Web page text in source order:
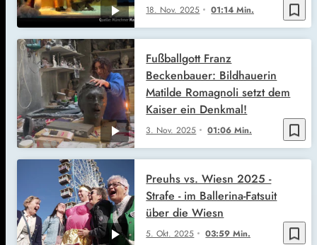
bookmark_border
18. Nov. 2025 01:14 Min.
bookmark_border
3. Nov. 2025 01:06 Min.
Fußballgott Franz
Beckenbauer: Bildhauerin
Matilde Romagnoli setzt dem
Kaiser ein Denkmal!
bookmark_border
5. Okt. 2025 03:59 Min.
Preuhs vs. Wiesn 2025 -
Strafe - im Ballerina-Fatsuit
über die Wiesn